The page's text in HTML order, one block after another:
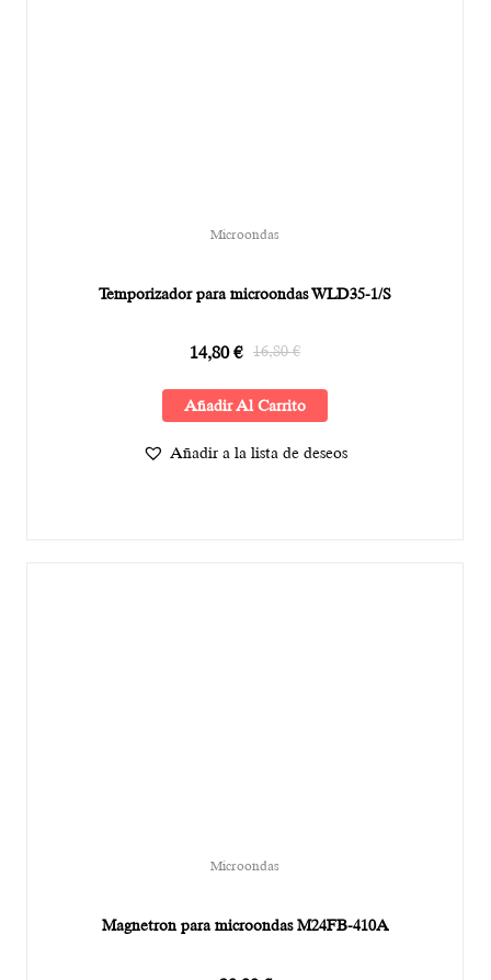
Microondas
Temporizador para microondas WLD35-1/S
16,80€
14,80€
Añadir Al Carrito
Añadir a la lista de deseos
Microondas
Magnetron para microondas M24FB-410A